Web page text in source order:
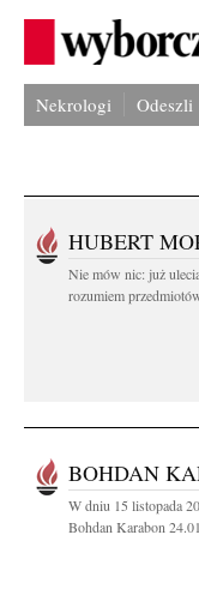
Nekrologi Odeszli
HUBERT
Nie mów nic: już
rozumiem
BOHDAN
W dniu 15 listopada
Bohdan Karabon